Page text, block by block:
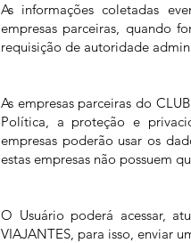
As informações coletadas
empresas parceiras, quando
requisição de autoridade
As empresas parceiras do
Política, a proteção e
empresas poderão usar os
estas empresas não possuem
O Usuário poderá acessar,
VIAJANTES, para isso, enviar